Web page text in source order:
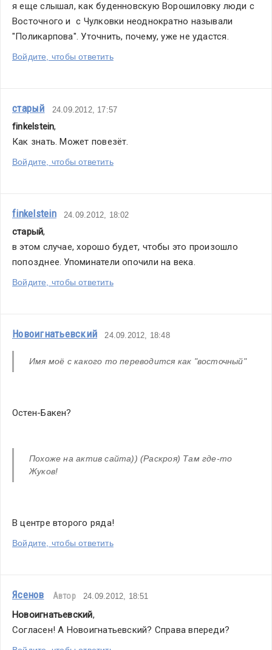
я еще слышал, как буденновскую Ворошиловку люди с
Восточного и  с Чулковки неоднократно называли
"Поликарпова". Уточнить, почему, уже не удастся.
Войдите, чтобы ответить
старый 24.09.2012, 17:57
finkelstein,
Как знать. Может повезёт.
Войдите, чтобы ответить
finkelstein 24.09.2012, 18:02
старый,
в этом случае, хорошо будет, чтобы это произошло
попозднее. Упоминатели опочили на века.
Войдите, чтобы ответить
Новоигнатьевский 24.09.2012, 18:48
Имя моё с какого то переводится как "восточный"
Остен-Бакен?
Похоже на актив сайта)) (Раскроя) Там где-то
Жуков!
В центре второго ряда!
Войдите, чтобы ответить
Ясенов Автор 24.09.2012, 18:51
Новоигнатьевский,
Согласен! А Новоигнатьевский? Справа впереди?